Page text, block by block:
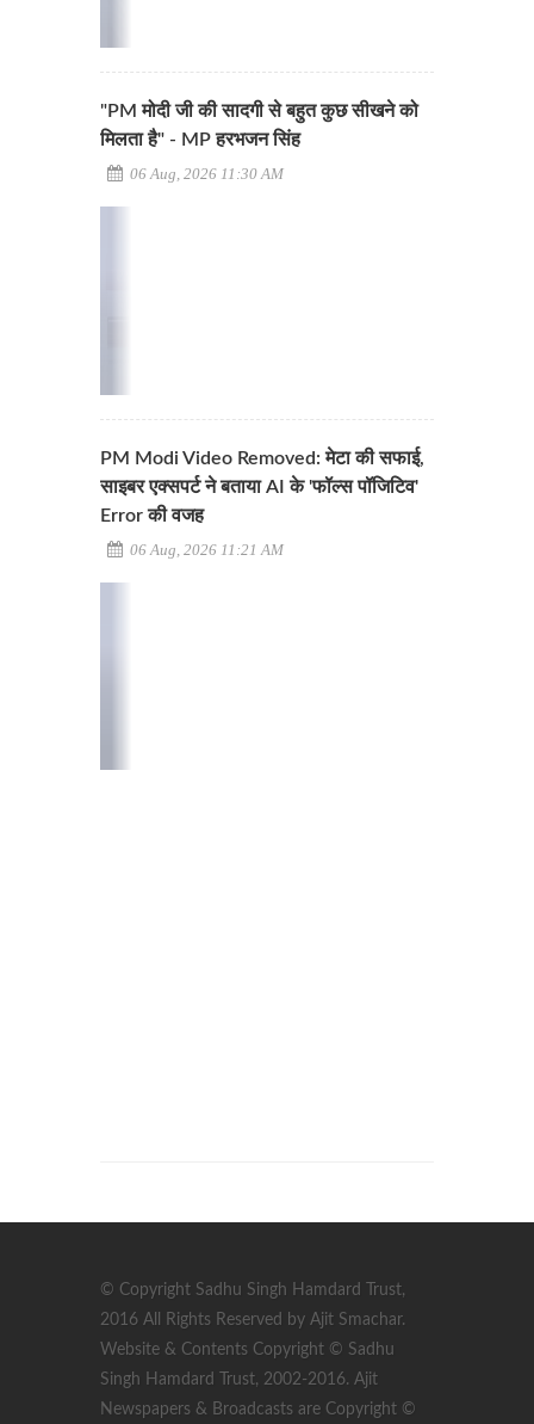
"PM मोदी जी की सादगी से बहुत कुछ सीखने को
मिलता है" - MP हरभजन सिंह
06 Aug, 2026 11:30 AM
PM Modi Video Removed: मेटा की सफाई,
साइबर एक्सपर्ट ने बताया AI के 'फॉल्स पॉजिटिव'
Error की वजह
06 Aug, 2026 11:21 AM
© Copyright Sadhu Singh Hamdard Trust,
2016 All Rights Reserved by Ajit Smachar.
Website & Contents Copyright © Sadhu
Singh Hamdard Trust, 2002-2016. Ajit
Newspapers & Broadcasts are Copyright ©